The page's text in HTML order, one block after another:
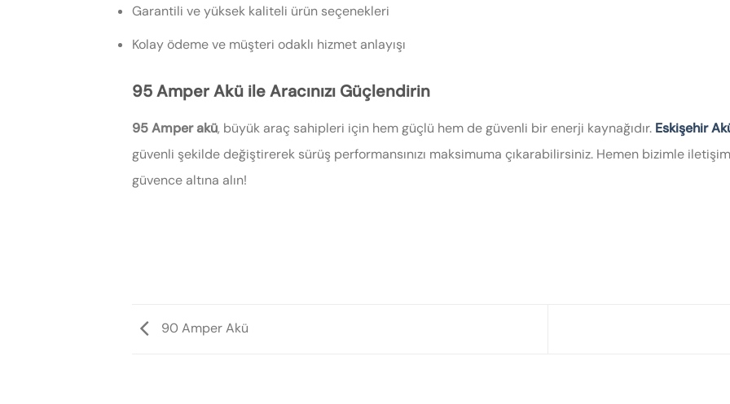
Garantili ve yüksek kaliteli ürün seçenekleri
Kolay ödeme ve müşteri odaklı hizmet anlayışı
95 Amper Akü ile Aracınızı Güçlendirin
95 Amper akü, büyük araç sahipleri için hem güçlü hem de güvenli bir enerji kaynağıdır. Eskişehir
güvenli şekilde değiştirerek sürüş performansınızı maksimuma çıkarabilirsiniz. Hemen bizimle
güvence altına alın!
90 Amper Akü